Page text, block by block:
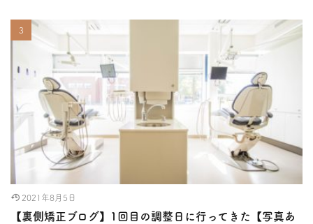
2021年8月5日
【裏側矯正ブログ】1回目の調整日に行ってきた【写真あ